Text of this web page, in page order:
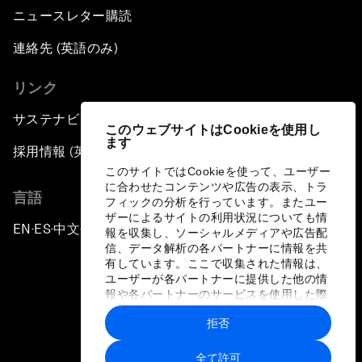
このウェブサイトはCookieを使用し
ます
このサイトではCookieを使って、ユーザー
に合わせたコンテンツや広告の表示、トラ
フィックの分析を行っています。またユー
ザーによるサイトの利用状況についても情
報を収集し、ソーシャルメディアや広告配
信、データ解析の各パートナーに情報を共
有しています。ここで収集された情報は、
ユーザーが各パートナーに提供した他の情
報や各パートナーのサービスを使用した際
に収集された情報と組み合わされ、各パー
トナーによって使用されることがありま
す。
全て許可
拒否
ニュースレター購読
連絡先 (英語のみ)
リンク
サステナビリティへの取り組み
採用情報 (英語のみ)
言語
EN ▪ES▪中文▪ 日本語
プライバシーポリシーと利用規約